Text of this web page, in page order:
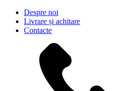
Despre noi
Livrare și achitare
Contacte